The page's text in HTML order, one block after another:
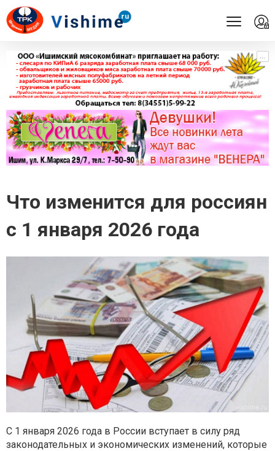
...
...
Что изменится для россиян
с 1 января 2026 года
С 1 января 2026 года в России вступает в силу ряд
законодательных и экономических изменений, которые